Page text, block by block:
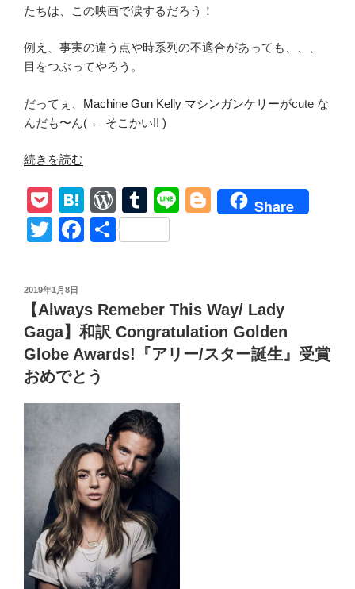
ミ
Point
で
解
明」”
たちは、この映画で涙するだろう！
例え、事実の違う点や時系列の不適合があっても、、、
目をつぶってやろう。
だってぇ、 Machine Gun Kelly マシンガンケリーがcute な
んだも〜ん( ← そこかい!! )
“【ザ・
ー
ト
The
モ
ト
リ
ー・
ク
ル
ー
伝】
す
じ
想
「ツ
続きを読む
P
o
ck
H
at
e
a
W
or
d
e
ss
T
u
m
r
Li
Bl
er
Share
T
tt
er
F
e
b
o
o
k
共
投
日:
2019年1月8日
【Always Remeber This Way/ Lady
Gaga】和訳 Congratulation Golden
Globe Awards!『アリー/スター誕生』受賞
おめでとう